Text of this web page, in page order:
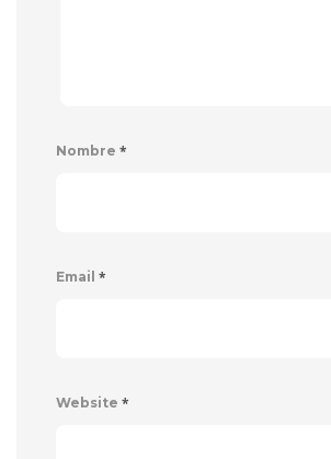
Nombre *
Email *
Website *